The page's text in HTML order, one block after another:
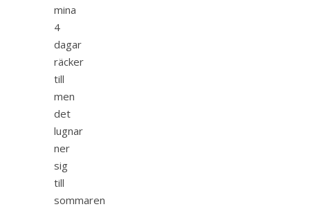
mina
4
dagar
räcker
till
men
det
lugnar
ner
sig
till
sommaren